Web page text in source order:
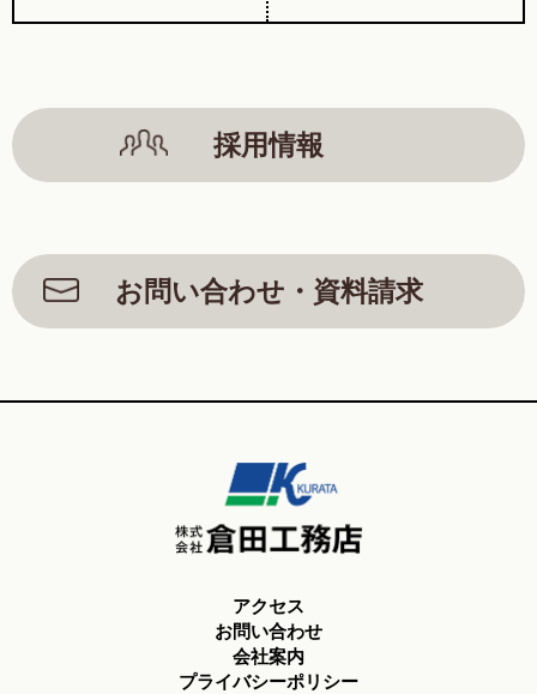
採用情報
お問い合わせ・資料請求
アクセス
お問い合わせ
会社案内
プライバシーポリシー